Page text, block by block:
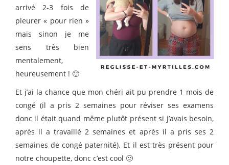
arrivé 2-3 fois de
pleurer « pour rien »
mais sinon je me
sens très bien
mentalement,
heureusement ! 🙂
Et j’ai la chance que mon chéri ait pu prendre 1 mois de
congé (il a pris 2 semaines pour réviser ses examens
donc il était quand même plutôt présent si j’avais besoin,
après il a travaillé 2 semaines et après il a pris ses 2
semaines de congé paternité). Et il est très présent pour
notre choupette, donc c’est cool 🙂